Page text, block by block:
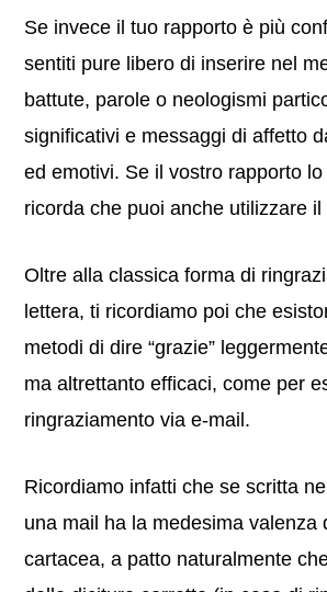
Se invece il tuo rapporto è più
sentiti pure libero di inserire nel
battute, parole o neologismi
significativi e messaggi di affetto
ed emotivi. Se il vostro rapporto
ricorda che puoi anche utilizzare il
Oltre alla classica forma di
lettera, ti ricordiamo poi che
metodi di dire “grazie”
ma altrettanto efficaci, come per
ringraziamento via e-mail.
Ricordiamo infatti che se scritta
una mail ha la medesima valenza
cartacea, a patto naturalmente